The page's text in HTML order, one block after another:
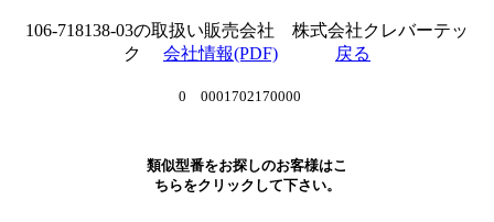
106-718138-03の取扱い販売会社 株式会社クレバーテッ
ク 会社情報(PDF) 戻る
0 0001702170000
類似型番をお探しのお客様はこ
ちらをクリックして下さい。